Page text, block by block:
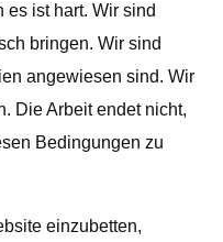
es ist hart. Wir sind
bringen. Wir sind
angewiesen sind. Wir
Die Arbeit endet nicht,
Bedingungen zu
einzubetten,